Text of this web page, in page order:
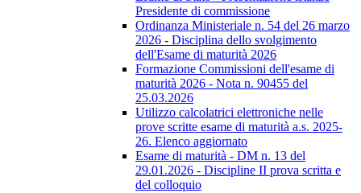
Presidente di commissione
Ordinanza Ministeriale n. 54 del 26 marzo
2026 - Disciplina dello svolgimento
dell'Esame di maturità 2026
Formazione Commissioni dell'esame di
maturità 2026 - Nota n. 90455 del
25.03.2026
Utilizzo calcolatrici elettroniche nelle
prove scritte esame di maturità a.s. 2025-
26. Elenco aggiornato
Esame di maturità - DM n. 13 del
29.01.2026 - Discipline II prova scritta e
del colloquio